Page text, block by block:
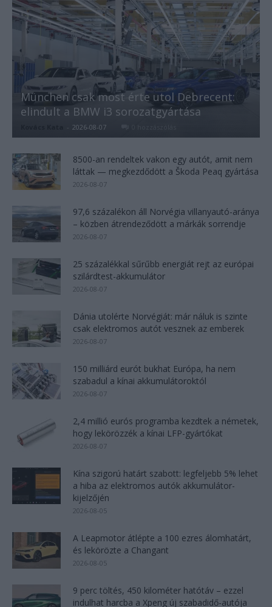
München csak most érte utol Debrecent:
elindult a BMW i3 sorozatgyártása
- 2026-08-07
8500-an rendeltek vakon egy autót, amit nem
láttak — megkezdődött a Škoda Peaq gyártása
2026-08-07
97,6 százalékon áll Norvégia villanyautó-aránya
– közben átrendeződött a márkák sorrendje
2026-08-07
25 százalékkal sűrűbb energiát rejt az európai
szilárdtest-akkumulátor
2026-08-07
Dánia utolérte Norvégiát: már náluk is szinte
csak elektromos autót vesznek az emberek
2026-08-07
150 milliárd eurót bukhat Európa, ha nem
szabadul a kínai akkumulátoroktól
2026-08-07
2,4 millió eurós programba kezdtek a németek,
hogy lekörözzék a kínai LFP-gyártókat
2026-08-07
Kína szigorú határt szabott: legfeljebb 5% lehet
a hiba az elektromos autók akkumulátor-
kijelzőjén
2026-08-05
A Leapmotor átlépte a 100 ezres álomhatárt,
és lekörözte a Changant
2026-08-05
9 perc töltés, 450 kilométer hatótáv – ezzel
indulhat harcba a Xpeng új szabadidő-autója